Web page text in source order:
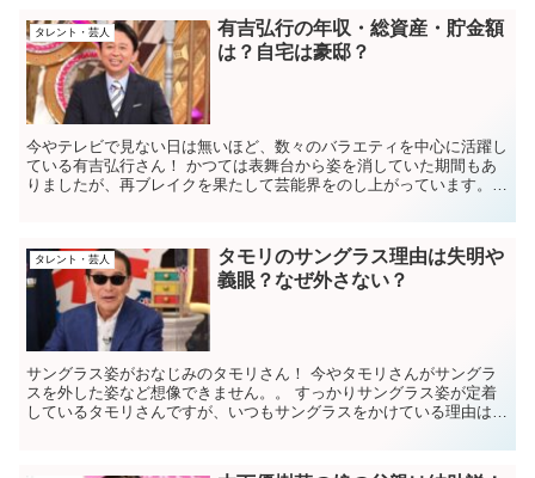
タレント・芸人
有吉弘行の年収・総資産・貯金額
は？自宅は豪邸？
今やテレビで見ない日は無いほど、数々のバラエティを中心に活躍し
ている有吉弘行さん！ かつては表舞台から姿を消していた期間もあ
りましたが、再ブレイクを果たして芸能界をのし上がっています。
タレント・芸人
タモリのサングラス理由は失明や
義眼？なぜ外さない？
サングラス姿がおなじみのタモリさん！ 今やタモリさんがサングラ
スを外した姿など想像できません。。 すっかりサングラス姿が定着
しているタモリさんですが、いつもサングラスをかけている理由は知